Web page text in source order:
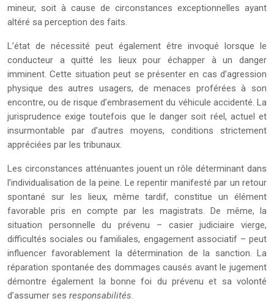
mineur, soit à cause de circonstances exceptionnelles ayant
altéré sa perception des faits.
L’état de nécessité peut également être invoqué lorsque le
conducteur a quitté les lieux pour échapper à un danger
imminent. Cette situation peut se présenter en cas d’agression
physique des autres usagers, de menaces proférées à son
encontre, ou de risque d’embrasement du véhicule accidenté. La
jurisprudence exige toutefois que le danger soit réel, actuel et
insurmontable par d’autres moyens, conditions strictement
appréciées par les tribunaux.
Les circonstances atténuantes jouent un rôle déterminant dans
l’individualisation de la peine. Le repentir manifesté par un retour
spontané sur les lieux, même tardif, constitue un élément
favorable pris en compte par les magistrats. De même, la
situation personnelle du prévenu – casier judiciaire vierge,
difficultés sociales ou familiales, engagement associatif – peut
influencer favorablement la détermination de la sanction. La
réparation spontanée des dommages causés avant le jugement
démontre également la bonne foi du prévenu et sa volonté
d’assumer ses responsabilités.